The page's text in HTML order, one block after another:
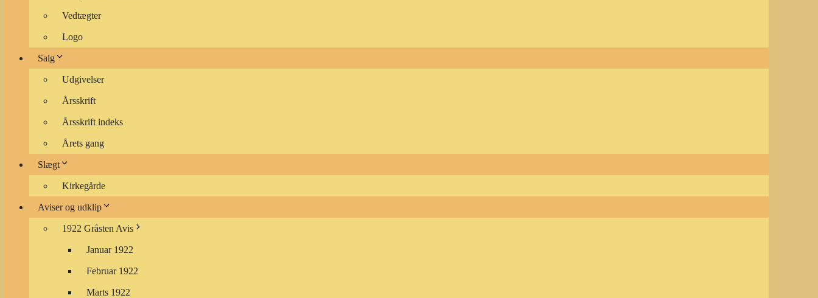
Vedtægter
Logo
Salg
Udgivelser
Årsskrift
Årsskrift indeks
Årets gang
Slægt
Kirkegårde
Aviser og udklip
1922 Gråsten Avis
Januar 1922
Februar 1922
Marts 1922